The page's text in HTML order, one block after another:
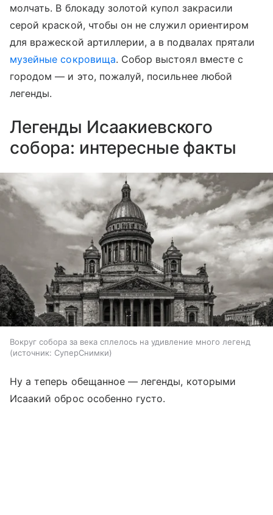
молчать. В блокаду золотой купол закрасили
серой краской, чтобы он не служил ориентиром
для вражеской артиллерии, а в подвалах прятали
музейные сокровища. Собор выстоял вместе с
городом — и это, пожалуй, посильнее любой
легенды.
Легенды Исаакиевского
собора: интересные факты
Вокруг собора за века сплелось на удивление много легенд
источник: СуперСнимки
Ну а теперь обещанное — легенды, которыми
Исаакий оброс особенно густо.